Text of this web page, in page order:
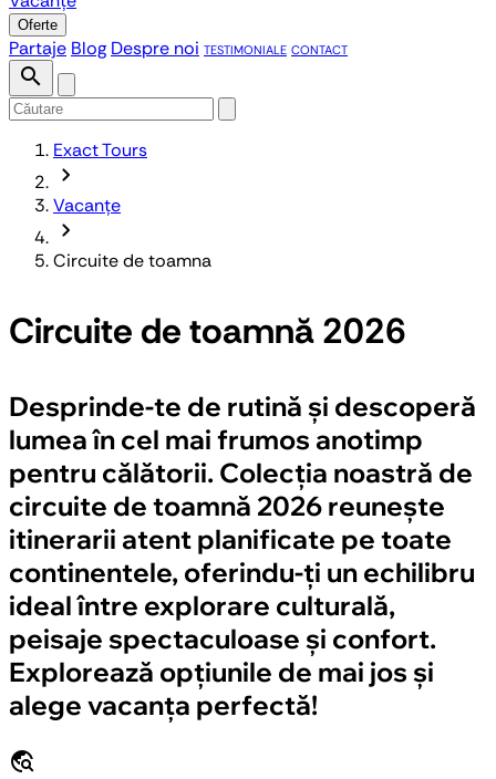
Oferte
Partaje Blog Despre noi TESTIMONIALE CONTACT
search
Exact Tours
chevron_forward
Vacanțe
chevron_forward
Circuite de toamna
Circuite de toamnă 2026
Desprinde-te de rutină și descoperă
lumea în cel mai frumos anotimp
pentru călătorii. Colecția noastră de
circuite de toamnă 2026 reunește
itinerarii atent planificate pe toate
continentele, oferindu-ți un echilibru
ideal între explorare culturală,
peisaje spectaculoase și confort.
Explorează opțiunile de mai jos și
alege vacanța perfectă!
travel_explore